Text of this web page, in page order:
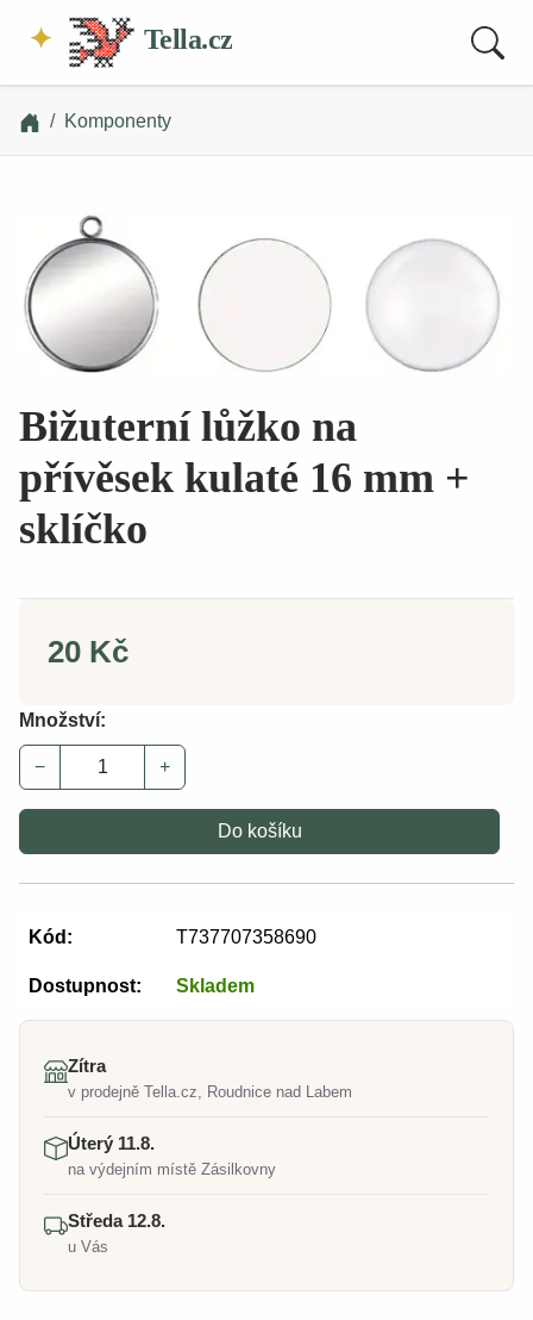
Tella.cz
Komponenty
Bižuterní lůžko na
přívěsek kulaté 16 mm +
sklíčko
20 Kč
Množství:
− +
Do košíku
Kód: T737707358690
Dostupnost: Skladem
Zítra
v prodejně Tella.cz, Roudnice nad Labem
Úterý 11.8.
na výdejním místě Zásilkovny
Středa 12.8.
u Vás